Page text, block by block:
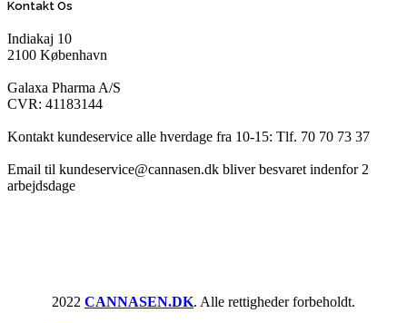
Kontakt Os
Indiakaj 10
2100 København
Galaxa Pharma A/S
CVR: 41183144
Kontakt kundeservice alle hverdage fra 10-15: Tlf. 70 70 73 37
Email til kundeservice@cannasen.dk bliver besvaret indenfor 2
arbejdsdage
2022 CANNASEN.DK. Alle rettigheder forbeholdt.